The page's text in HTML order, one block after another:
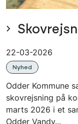
22-03-2026
Nyhed
Odder Kommune
skovrejsning på
marts 2026 i et
Odder Vandv...